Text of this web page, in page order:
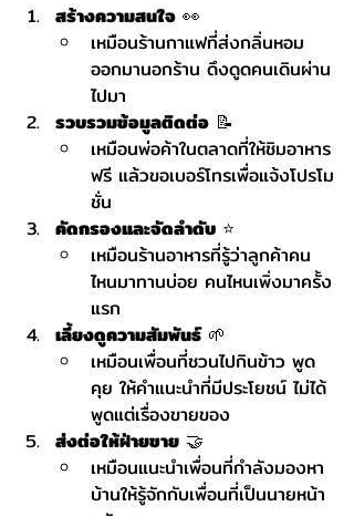
สร้างความสนใจ 👀
เหมือนร้านกาแฟที่ส่งกลิ่นหอม
ออกมานอกร้าน ดึงดูดคนเดินผ่าน
ไปมา
รวบรวมข้อมูลติดต่อ 📝
เหมือนพ่อค้าในตลาดที่ให้ชิมอาหาร
ฟรี แล้วขอเบอร์โทรเพื่อแจ้งโปรโม
ชั่น
คัดกรองและจัดลำดับ ⭐
เหมือนร้านอาหารที่รู้ว่าลูกค้าคน
ไหนมาทานบ่อย คนไหนเพิ่งมาครั้ง
แรก
เลี้ยงดูความสัมพันธ์ 🌱
เหมือนเพื่อนที่ชวนไปกินข้าว พูด
คุย ให้คำแนะนำที่มีประโยชน์ ไม่ได้
พูดแต่เรื่องขายของ
ส่งต่อให้ฝ่ายขาย 🤝
เหมือนแนะนำเพื่อนที่กำลังมองหา
บ้านให้รู้จักกับเพื่อนที่เป็นนายหน้า